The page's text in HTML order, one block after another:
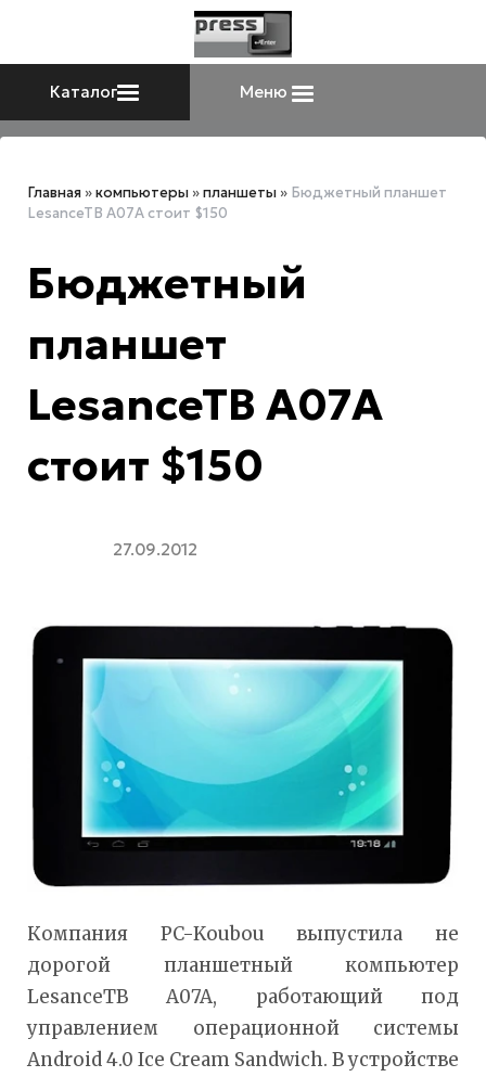
Каталог Меню
Главная »компьютеры »планшеты » Бюджетный планшет
LesanceTB A07A стоит $150
Бюджетный
планшет
LesanceTB A07A
стоит $150
27.09.2012
Компания PC-Koubou выпустила не
дорогой планшетный компьютер
LesanceTB A07A, работающий под
управлением операционной системы
Android 4.0 Ice Cream Sandwich. В устройстве